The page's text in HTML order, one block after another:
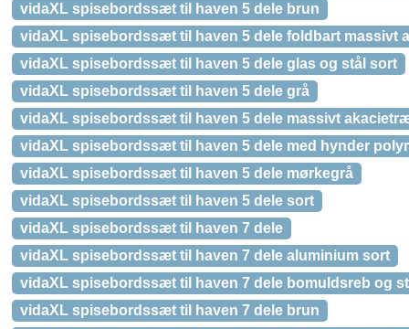
vidaXL spisebordssæt til haven 5 dele brun
vidaXL spisebordssæt til haven 5 dele foldbart massivt
vidaXL spisebordssæt til haven 5 dele glas og stål sort
vidaXL spisebordssæt til haven 5 dele grå
vidaXL spisebordssæt til haven 5 dele massivt
vidaXL spisebordssæt til haven 5 dele med hynder
vidaXL spisebordssæt til haven 5 dele mørkegrå
vidaXL spisebordssæt til haven 5 dele sort
vidaXL spisebordssæt til haven 7 dele
vidaXL spisebordssæt til haven 7 dele aluminium sort
vidaXL spisebordssæt til haven 7 dele bomuldsreb og
vidaXL spisebordssæt til haven 7 dele brun